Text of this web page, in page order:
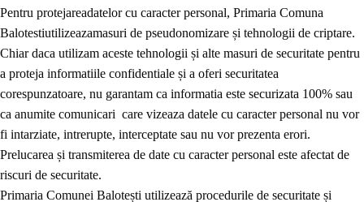
Pentru protejareadatelor cu caracter personal, Primaria Comuna
Balotestiutilizeazamasuri de pseudonomizare și tehnologii de criptare.
Chiar daca utilizam aceste tehnologii și alte masuri de securitate pentru
a proteja informatiile confidentiale și a oferi securitatea
corespunzatoare, nu garantam ca informatia este securizata 100% sau
ca anumite comunicari care vizeaza datele cu caracter personal nu vor
fi intarziate, intrerupte, interceptate sau nu vor prezenta erori.
Prelucarea și transmiterea de date cu caracter personal este afectat de
riscuri de securitate.
Primaria Comunei Balotești utilizează procedurile de securitate și